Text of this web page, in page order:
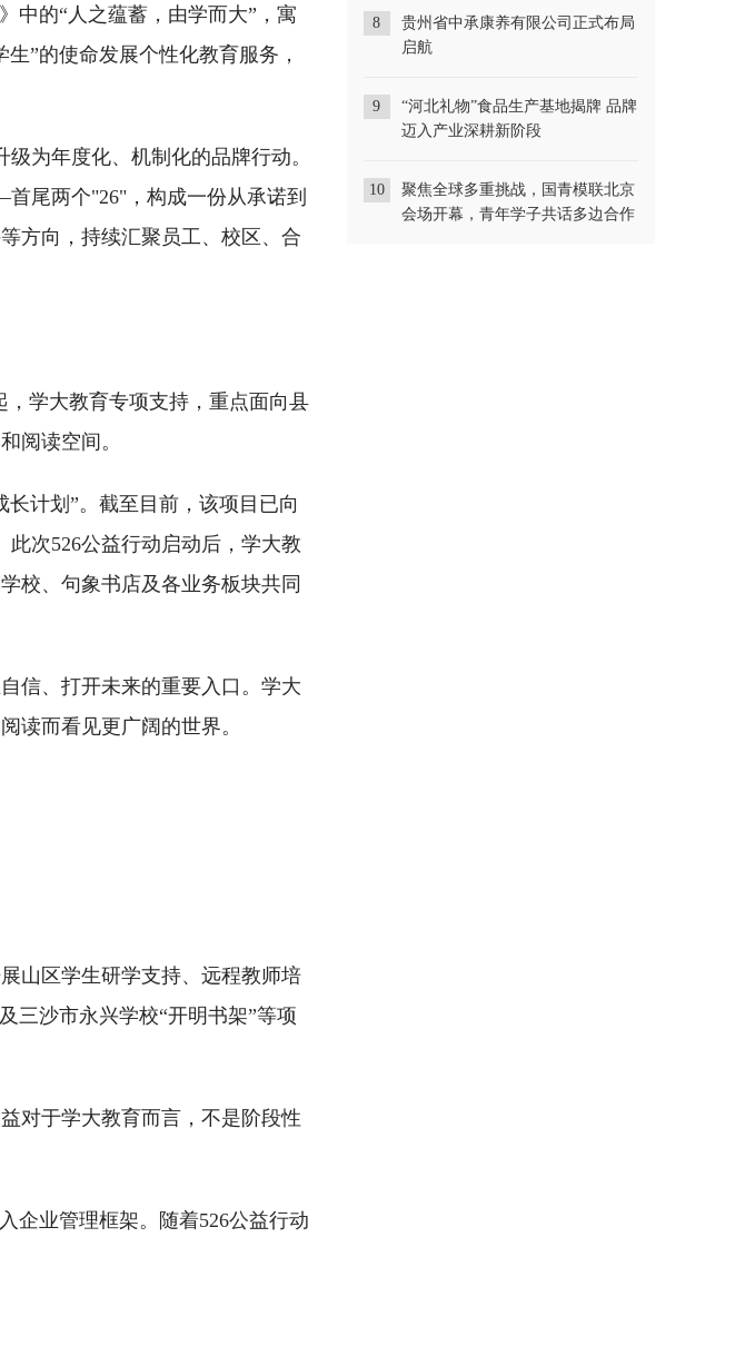
中的“人之蕴蓄，由学而大”，寓
”的使命发展个性化教育服务，
为年度化、机制化的品牌行动。
尾两个"26"，构成一份从承诺到
方向，持续汇聚员工、校区、合
，学大教育专项支持，重点面向县
阅读空间。
计划”。截至目前，该项目已向
次526公益行动启动后，学大教
校、句象书店及各业务板块共同
信、打开未来的重要入口。学大
读而看见更广阔的世界。
山区学生研学支持、远程教师培
三沙市永兴学校“开明书架”等项
对于学大教育而言，不是阶段性
企业管理框架。随着526公益行动
8
贵州省中承康养有限公司正式布局
启航
9
“河北礼物”食品生产基地揭牌 品牌
迈入产业深耕新阶段
10
聚焦全球多重挑战，国青模联北京
会场开幕，青年学子共话多边合作